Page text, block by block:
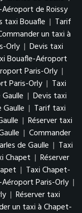
de Roissy
taxi Bouafle | Tarif
un taxi à
Orly | Devis taxi
Bouafle-Aéroport
Paris-Orly |
Paris-Orly | Taxi
| Devis taxi
| Tarif taxi
| Réserver taxi
| Commander
de Gaulle | Taxi
Chapet | Réserver
| Taxi Chapet-
Paris-Orly |
| Réserver taxi
un taxi à Chapet-